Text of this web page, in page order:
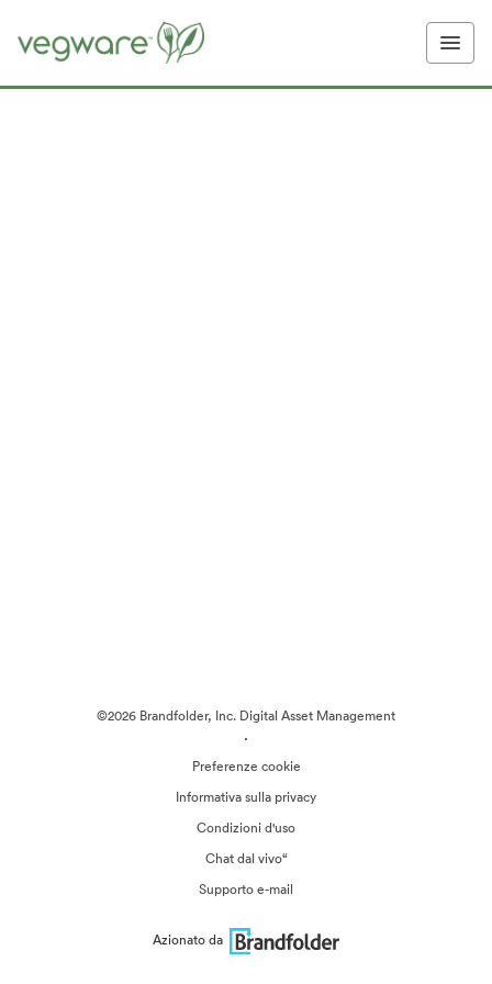
©2026 Brandfolder, Inc. Digital Asset Management
·
Preferenze cookie
Informativa sulla privacy
Condizioni d'uso
Chat dal vivo“
Supporto e-mail
Azionato da